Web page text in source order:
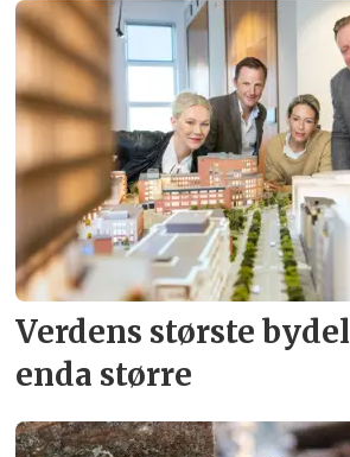
Verdens største bydel
enda større